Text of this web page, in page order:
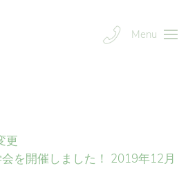
Menu
更
を開催しました！ 2019年12月